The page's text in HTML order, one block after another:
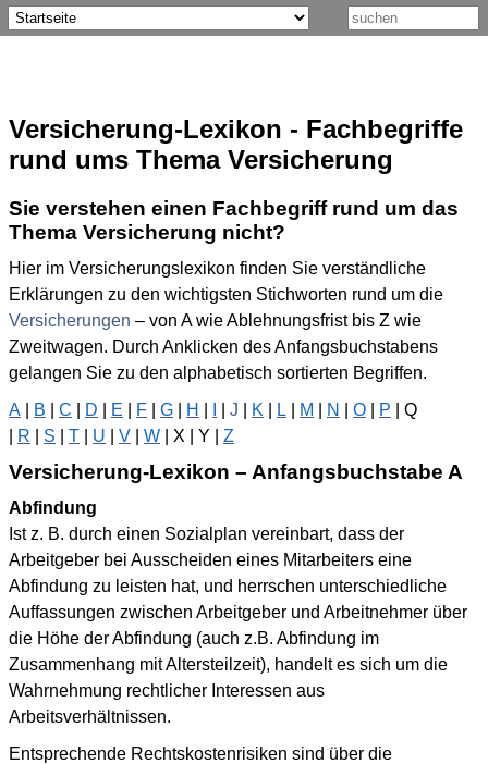
Versicherung-Lexikon - Fachbegriffe
rund ums Thema Versicherung
Sie verstehen einen Fachbegriff rund um das
Thema Versicherung nicht?
Hier im Versicherungslexikon finden Sie verständliche
Erklärungen zu den wichtigsten Stichworten rund um die
Versicherungen – von A wie Ablehnungsfrist bis Z wie
Zweitwagen. Durch Anklicken des Anfangsbuchstabens
gelangen Sie zu den alphabetisch sortierten Begriffen.
A
B C D E F G H J K L M N O P | Q
R S T U V W | X | Y | Z
Versicherung-Lexikon – Anfangsbuchstabe A
Abfindung
Ist z. B. durch einen Sozialplan vereinbart, dass der
Arbeitgeber bei Ausscheiden eines Mitarbeiters eine
Abfindung zu leisten hat, und herrschen unterschiedliche
Auffassungen zwischen Arbeitgeber und Arbeitnehmer über
die Höhe der Abfindung (auch z.B. Abfindung im
Zusammenhang mit Altersteilzeit), handelt es sich um die
Wahrnehmung rechtlicher Interessen aus
Arbeitsverhältnissen.
Entsprechende Rechtskostenrisiken sind über die